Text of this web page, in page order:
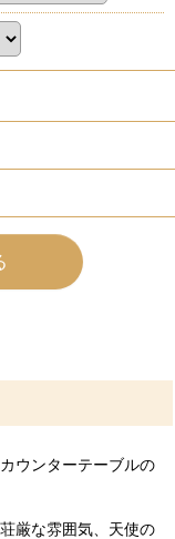
ウンターテーブルの
厳な雰囲気、天使の